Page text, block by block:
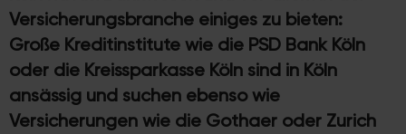
Versicherungsbranche einiges zu bieten:
Große Kreditinstitute wie die PSD Bank Köln
oder die Kreissparkasse Köln sind in Köln
ansässig und suchen ebenso wie
Versicherungen wie die Gothaer oder Zurich